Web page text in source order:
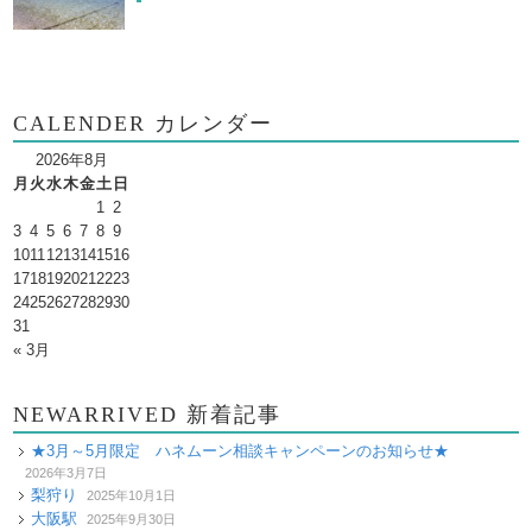
CALENDER カレンダー
2026年8月
月 火水木金土 日
1
2
3 4 5 6 7 8 9
1011 1213141516
1718192021 2223
24252627282930
31
« 3月
NEWARRIVED 新着記事
★3月～5月限定 ハネムーン相談キャンペーンのお知らせ★
2026年3月7日
梨狩り 2025年10月1日
大阪駅 2025年9月30日